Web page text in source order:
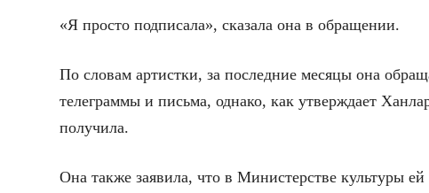
«Я просто подписала», сказала она в обращении.
По словам артистки, за последние месяцы она
телеграммы и письма, однако, как утверждает
получила.
Она также заявила, что в Министерстве культуры